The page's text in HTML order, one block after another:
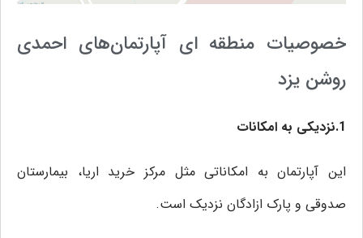
خصوصیات منطقه ای آپارتمان‌های احمدی
روشن یزد
1.نزدیکی به امکانات
این آپارتمان به امکاناتی مثل مرکز خرید اریا، بیمارستان
صدوقی و پارک ازادگان نزدیک است.